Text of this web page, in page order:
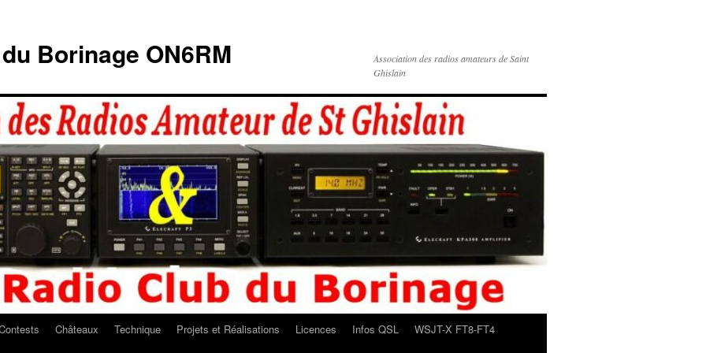
Borinage ON6RM
Association des radios amateurs de Saint
Ghislain
Châteaux Technique Projets et Réalisations Licences Infos QSL
WSJT-X FT8-FT4